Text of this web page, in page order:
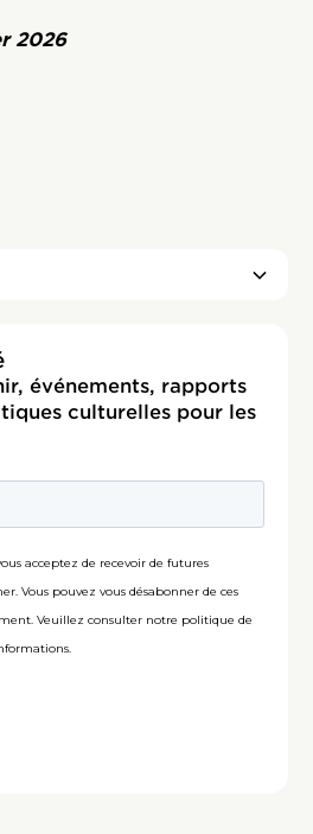
2026
événements, rapports
culturelles pour les